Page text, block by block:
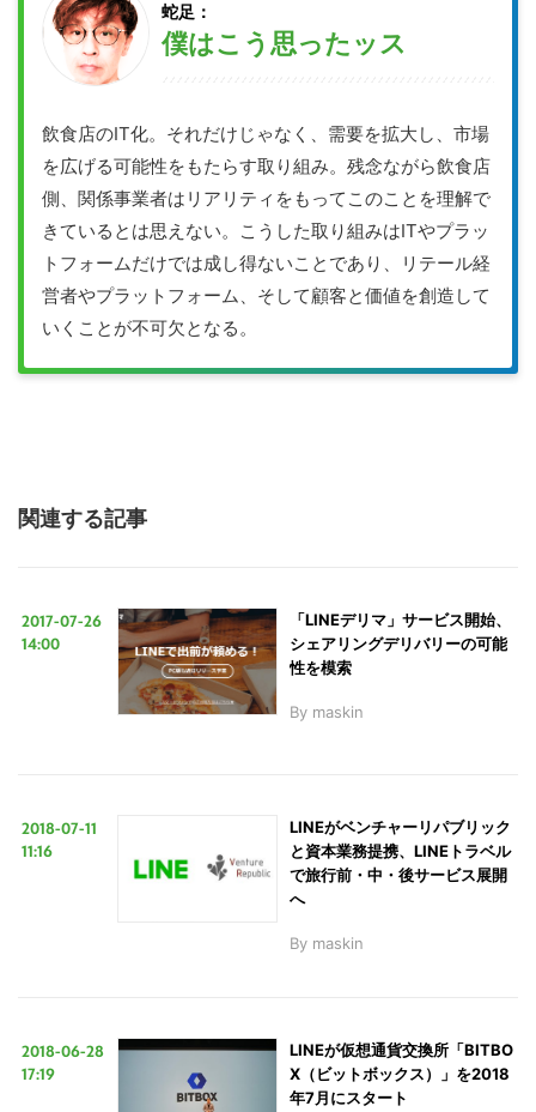
蛇足：
僕はこう思ったッス
飲食店のIT化。それだけじゃなく、需要を拡大し、市場
を広げる可能性をもたらす取り組み。残念ながら飲食店
側、関係事業者はリアリティをもってこのことを理解で
きているとは思えない。こうした取り組みはITやプラッ
トフォームだけでは成し得ないことであり、リテール経
営者やプラットフォーム、そして顧客と価値を創造して
いくことが不可欠となる。
関連する記事
2017-07-26
14:00
「LINEデリマ」サービス開始、
シェアリングデリバリーの可能
性を模索
By maskin
2018-07-11
11:16
LINEがベンチャーリパブリック
と資本業務提携、LINEトラベル
で旅行前・中・後サービス展開
へ
By maskin
2018-06-28
17:19
LINEが仮想通貨交換所「BITBO
X（ビットボックス）」を2018
年7月にスタート